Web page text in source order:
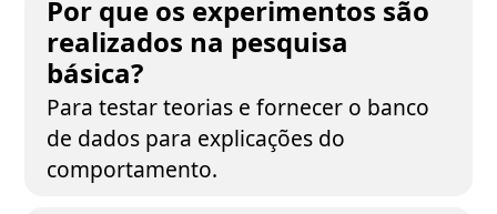
Por que os experimentos são
realizados na pesquisa
básica?
Para testar teorias e fornecer o banco
de dados para explicações do
comportamento.